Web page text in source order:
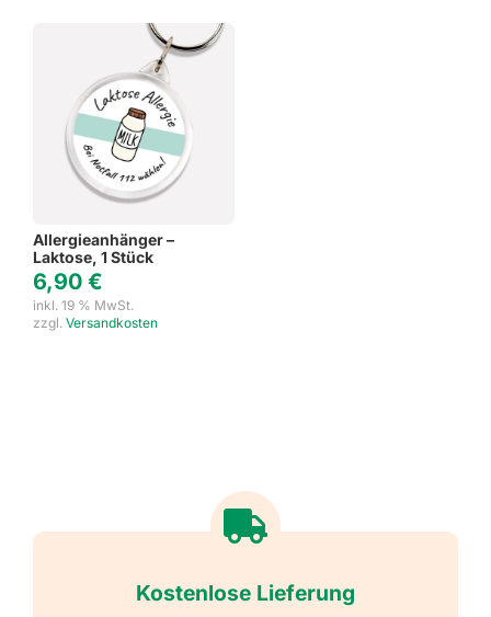
Allergieanhänger –
Laktose, 1 Stück
6,90 €
inkl. 19 % MwSt.
zzgl. Versandkosten
Kostenlose Lieferung